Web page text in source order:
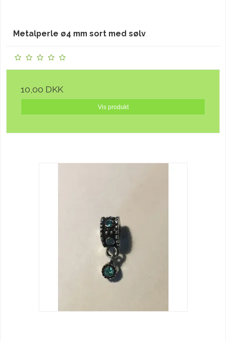
Metalperle ø4 mm sort med sølv
10,00 DKK
Vis produkt